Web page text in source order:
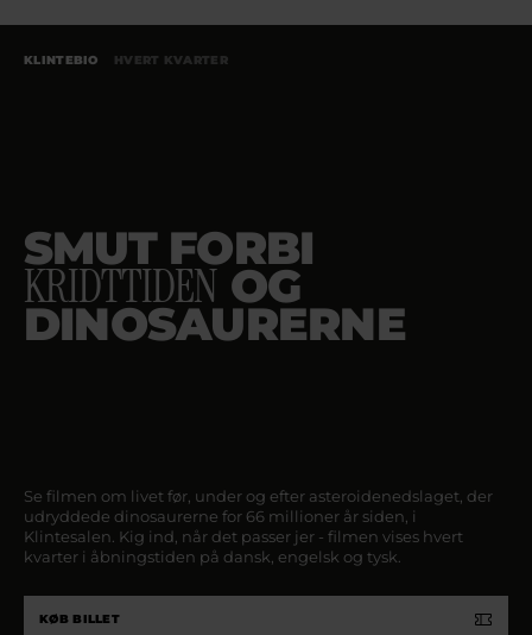
KLINTEBIO HVERT KVARTER
SMUT FORBI
KRIDTTIDEN OG
DINOSAURERNE
Se filmen om livet før, under og efter asteroidenedslaget, der
udryddede dinosaurerne for 66 millioner år siden, i
Klintesalen. Kig ind, når det passer jer - filmen vises hvert
kvarter i åbningstiden på dansk, engelsk og tysk.
KØB BILLET